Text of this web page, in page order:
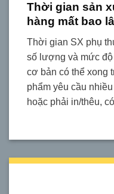
Thời gian sản
hàng mất bao
Thời gian SX phụ
số lượng và mức
cơ bản có thể xong
phẩm yêu cầu
hoặc phải in/thêu,